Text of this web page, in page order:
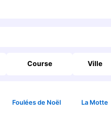
Course Ville
Foulées de Noël La Motte